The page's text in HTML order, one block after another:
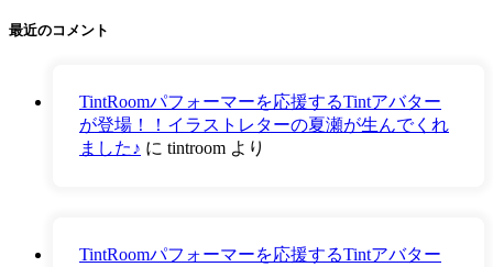
最近のコメント
TintRoomパフォーマーを応援するTintアバター
が登場！！イラストレターの夏瀬が生んでくれ
ました♪ に tintroom より
TintRoomパフォーマーを応援するTintアバター